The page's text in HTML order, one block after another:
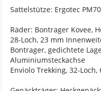
Sattelstütze: Ergotec
Räder: Bontrager Kovee,
28-Loch, 23 mm
Bontrager, gedichtete
Aluminiumsteckachse
Enviolo Trekking, 32-